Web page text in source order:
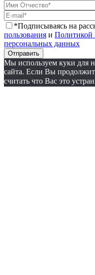
*Подписываясь на
пользования и Политикой
персональных данных
Отправить
Мы используем куки для
сайта. Если Вы
считать что Вас это